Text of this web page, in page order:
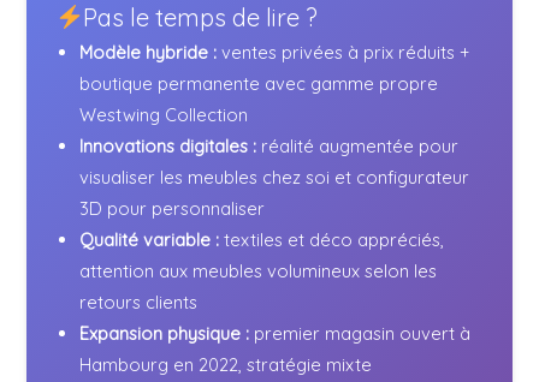
Pas le temps de lire ?
Modèle hybride : ventes privées à prix réduits +
boutique permanente avec gamme propre
Westwing Collection
Innovations digitales : réalité augmentée pour
visualiser les meubles chez soi et configurateur
3D pour personnaliser
Qualité variable : textiles et déco appréciés,
attention aux meubles volumineux selon les
retours clients
Expansion physique : premier magasin ouvert à
Hambourg en 2022, stratégie mixte